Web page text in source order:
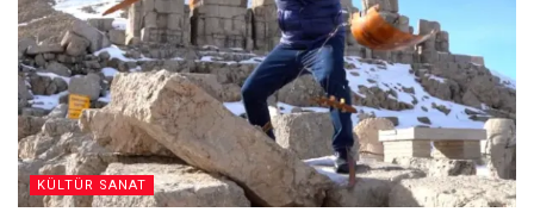
KÜLTÜR SANAT